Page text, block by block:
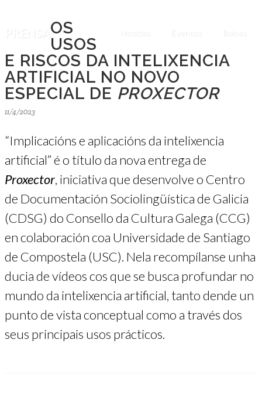
PRENSA OS
USOS
E RISCOS DA INTELIXENCIA
ARTIFICIAL NO NOVO
ESPECIAL DE PROXECTOR
11/4/2023
“Implicacións e aplicacións da intelixencia
artificial” é o título da nova entrega de
Proxector, iniciativa que desenvolve o Centro
de Documentación Sociolingüística de Galicia
(CDSG) do Consello da Cultura Galega (CCG)
en colaboración coa Universidade de Santiago
de Compostela (USC). Nela recompílanse unha
ducia de vídeos cos que se busca profundar no
mundo da intelixencia artificial, tanto dende un
punto de vista conceptual como a través dos
seus principais usos prácticos.